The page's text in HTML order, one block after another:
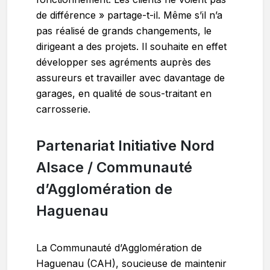
de différence » partage-t-il. Même s’il n’a
pas réalisé de grands changements, le
dirigeant a des projets. Il souhaite en effet
développer ses agréments auprès des
assureurs et travailler avec davantage de
garages, en qualité de sous-traitant en
carrosserie.
Partenariat Initiative Nord
Alsace / Communauté
d’Agglomération de
Haguenau
La Communauté d’Agglomération de
Haguenau (CAH), soucieuse de maintenir